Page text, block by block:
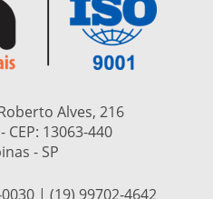
Alves, 216
CEP: 13063-440
- SP
| (19) 99702-4642